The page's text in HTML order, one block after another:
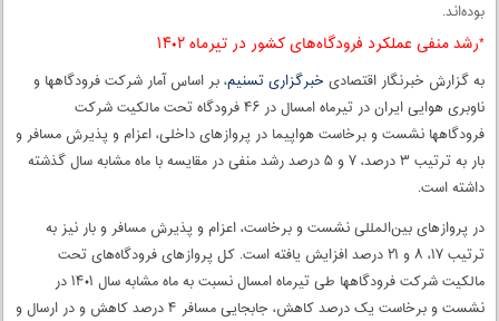
بوده‌اند.
*رشد منفی عملکرد فرودگاه‌های کشور در تیرماه ۱۴۰۲
به گزارش خبرنگار اقتصادی خبرگزاری تسنیم، بر اساس آمار شرکت فرودگاهها و
ناوبری هوایی ایران در تیرماه امسال در ۴۶ فرودگاه تحت مالکیت شرکت
فرودگاهها نشست و برخاست هواپیما در پروازهای داخلی،‌ اعزام و پذیرش مسافر و
بار به ترتیب ۳ درصد، ۷ و ۵ درصد رشد منفی در مقایسه با ماه مشابه سال گذشته
داشته است.
در پروازهای بین‌المللی نشست و برخاست، اعزام و پذیرش مسافر و بار نیز به
ترتیب ۱۷، ۸ و ۲۱ درصد افزایش یافته است. کل پروازهای فرودگاه‌های تحت
مالکیت شرکت فرودگاهها طی تیرماه امسال نسبت به ماه مشابه سال ۱۴۰۱ در
نشست و برخاست یک درصد کاهش،‌ جابجایی مسافر ۴ درصد کاهش و در ارسال و